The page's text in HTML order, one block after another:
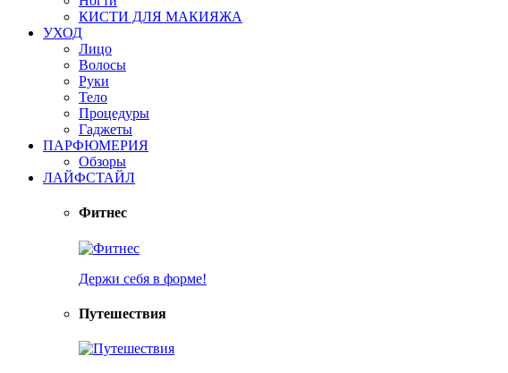
КИСТИ ДЛЯ МАКИЯЖА
УХОД
Лицо
Волосы
Руки
Тело
Процедуры
Гаджеты
ПАРФЮМЕРИЯ
Обзоры
ЛАЙФСТАЙЛ
Фитнес
Держи себя в форме!
Путешествия